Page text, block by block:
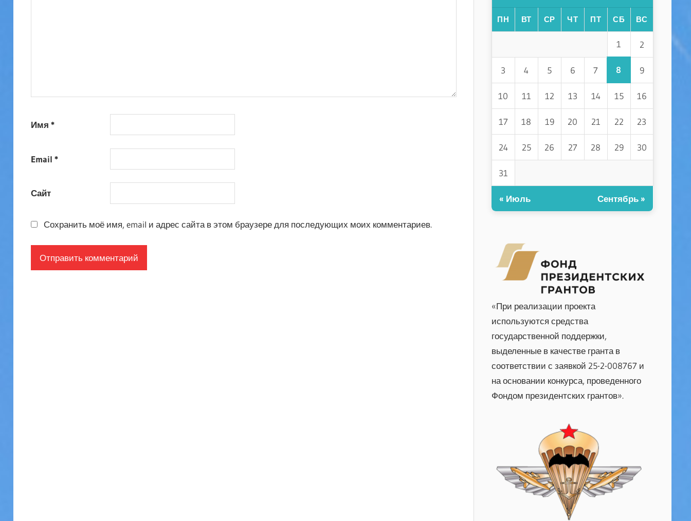
Имя *
Email *
Сайт
Сохранить моё имя, email и адрес сайта в этом браузере для последующих моих комментариев.
ПН ВТ СР ЧТ ПТ СБ ВС
1 2
3 4 5 6 7 8 9
10 11 12 13 14 15 16
17 18 19 20 21 22 23
24 25 26 27 28 29 30
31
« Июль Сентябрь »
«При реализации проекта
используются средства
государственной поддержки,
выделенные в качестве гранта в
соответствии с заявкой 25-2-008767 и
на основании конкурса, проведенного
Фондом президентских грантов».